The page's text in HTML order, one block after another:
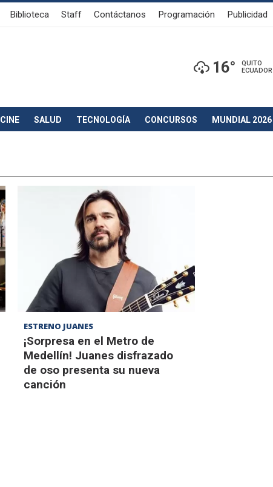
Biblioteca Staff Contáctanos Programación Publicidad
16°
QUITO
ECUADOR
CINE SALUD TECNOLOGÍA CONCURSOS MUNDIAL 2026
ESTRENO JUANES
¡Sorpresa en el Metro de
Medellín! Juanes disfrazado
de oso presenta su nueva
canción